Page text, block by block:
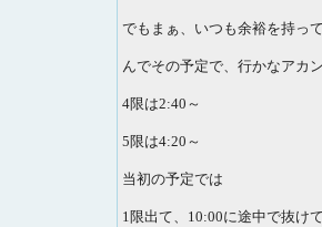
でもまぁ、いつも余裕を持っ
んでその予定で、行かなアカ
4限は2:40～
5限は4:20～
当初の予定では
1限出て、10:00に途中で抜け